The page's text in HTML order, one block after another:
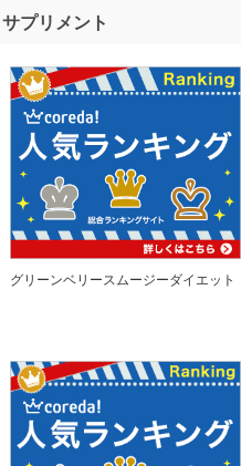
プリメント
グリーンベリースムージーダイエット